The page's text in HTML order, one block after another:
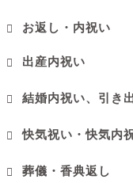
お返し・内祝い
出産内祝い
結婚内祝い、引き
快気祝い・快気内
葬儀・香典返し